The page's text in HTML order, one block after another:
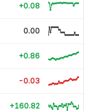
+0.08
0.00
+0.86
-0.03
+160.82